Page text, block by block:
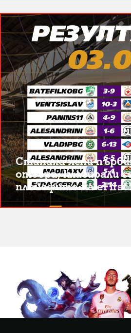
Станаха ясни
отбора, класирали
плейофите на eFirst